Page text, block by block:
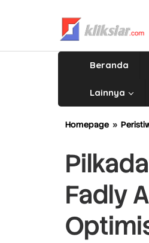
Beranda
Lainnya
Homepage »
Fadly